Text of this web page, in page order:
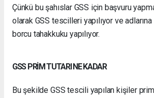
Çünkü bu şahıslar GSS için başvuru
olarak GSS tescilleri yapılıyor ve
borcu tahakkuku yapılıyor.
GSS PRİM TUTARI NE KADAR
Bu şekilde GSS tescili yapılan kişiler